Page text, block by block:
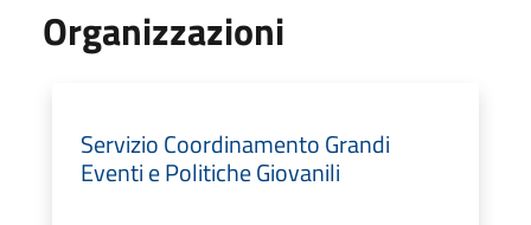
Organizzazioni
Servizio Coordinamento Grandi
Eventi e Politiche Giovanili